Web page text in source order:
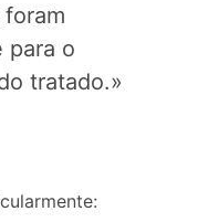
para o
tratado.»